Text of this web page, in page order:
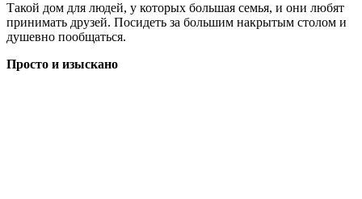
Такой дом для людей, у которых большая семья, и они любят
принимать друзей. Посидеть за большим накрытым столом и
душевно пообщаться.
Просто и изыскано